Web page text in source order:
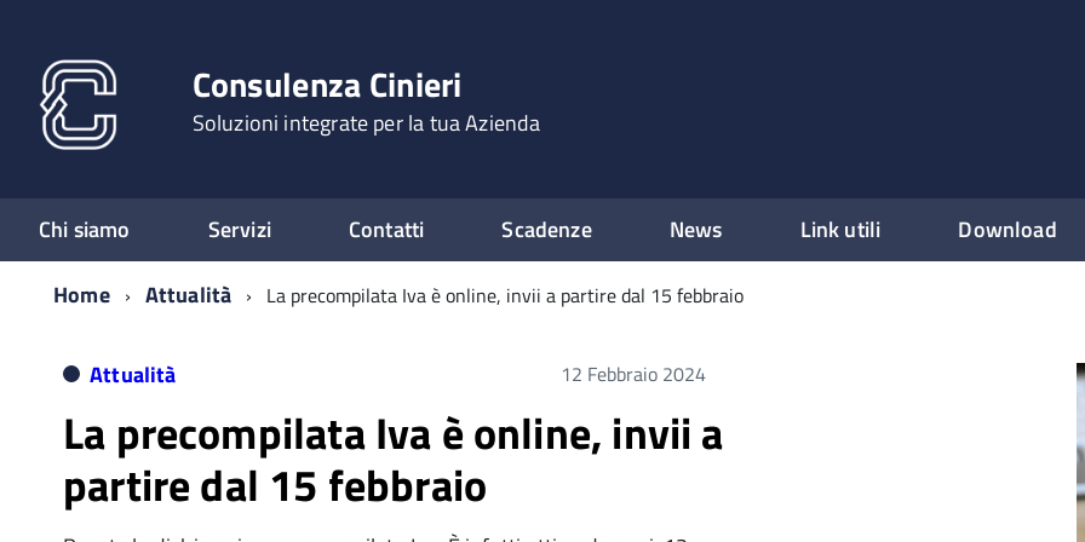
Consulenza Cinieri
Soluzioni integrate per la tua Azienda
Chi siamo Servizi Contatti Scadenze News Link utili Download
Home
Attualità La precompilata Iva è online, invii a partire dal 15 febbraio
Attualità 12 Febbraio 2024
La precompilata Iva è online, invii a
partire dal 15 febbraio